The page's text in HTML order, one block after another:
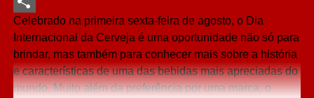
Share
Celebrado na primeira sexta-feira de agosto, o Dia
Internacional da Cerveja é uma oportunidade não só para
brindar, mas também para conhecer mais sobre a história
e características de uma das bebidas mais apreciadas do
mundo. Muito além da preferência por uma marca, o